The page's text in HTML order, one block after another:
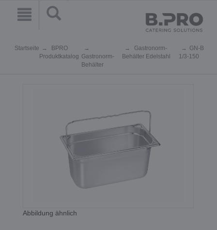
Startseite
BPRO
Produktkatalog Gastronorm-
Behälter
Gastronorm-
Behälter Edelstahl
GN-B
1/3-150
Abbildung ähnlich